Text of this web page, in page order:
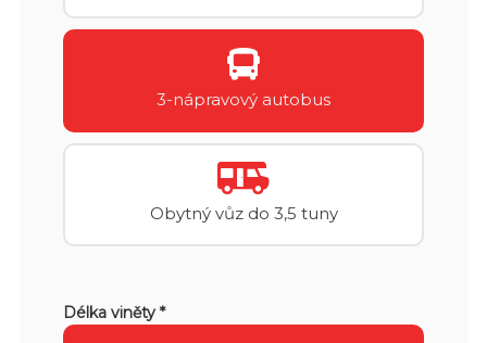
3-nápravový autobus
Obytný vůz do 3,5 tuny
Délka viněty *